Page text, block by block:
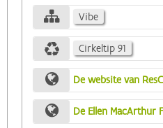
Vibe
Cirkeltip 91
De website van
De Ellen MacArthur